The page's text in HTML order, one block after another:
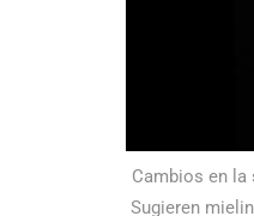
Cambios en la
Sugieren